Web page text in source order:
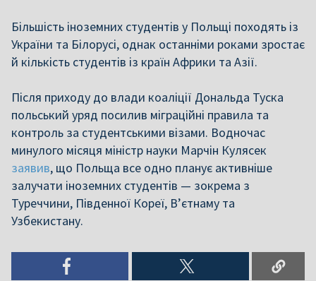
Більшість іноземних студентів у Польщі походять із
України та Білорусі, однак останніми роками зростає
й кількість студентів із країн Африки та Азії.
Після приходу до влади коаліції Дональда Туска
польський уряд посилив міграційні правила та
контроль за студентськими візами. Водночас
минулого місяця міністр науки Марчін Кулясек
заявив, що Польща все одно планує активніше
залучати іноземних студентів — зокрема з
Туреччини, Південної Кореї, В’єтнаму та
Узбекистану.